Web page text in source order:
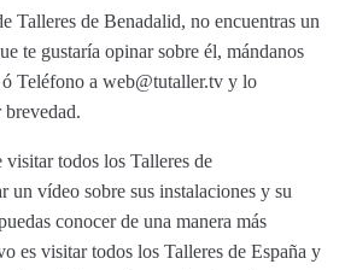
Talleres de Benadalid, no encuentras un
te gustaría opinar sobre él, mándanos
Teléfono a web@tutaller.tv y lo
visitar todos los Talleres de
un vídeo sobre sus instalaciones y su
conocer de una manera más
es visitar todos los Talleres de España y